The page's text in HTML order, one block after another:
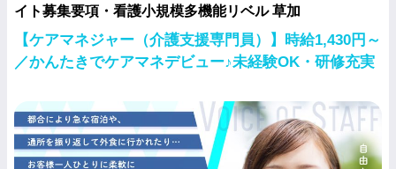
イト募集要項・看護小規模多機能リベル 草加
【ケアマネジャー（介護支援専門員）】時給1,430円～
／かんたきでケアマネデビュー♪未経験OK・研修充実